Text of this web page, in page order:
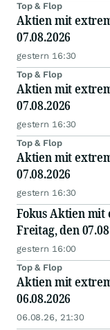
Top & Flop
Aktien mit
07.08.2026
gestern 16:30
Top & Flop
Aktien mit
07.08.2026
gestern 16:30
Top & Flop
Aktien mit
07.08.2026
gestern 16:30
Fokus Aktien mit
Freitag, den
gestern 16:00
Top & Flop
Aktien mit
06.08.2026
06.08.26, 21:30